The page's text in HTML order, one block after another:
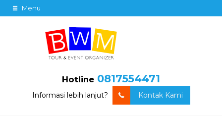
Menu
Hotline 0817554471
Informasi lebih lanjut? Kontak Kami